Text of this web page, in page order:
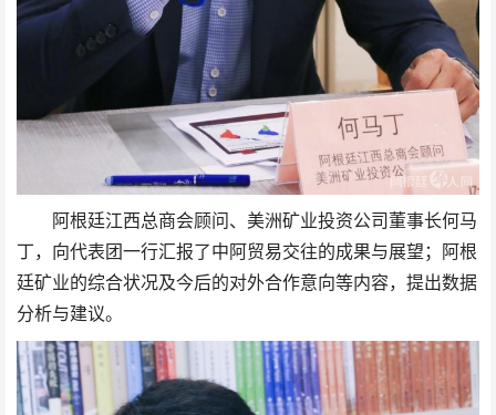
阿根廷江西总商会顾问、美洲矿业投资公司董事长何马
丁，向代表团一行汇报了中阿贸易交往的成果与展望；阿根
廷矿业的综合状况及今后的对外合作意向等内容，提出数据
分析与建议。